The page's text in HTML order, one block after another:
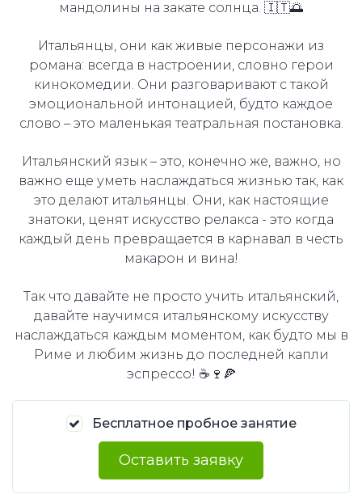
мандолины на закате солнца. 🇮🇹🌅
Итальянцы, они как живые персонажи из
романа: всегда в настроении, словно герои
кинокомедии. Они разговаривают с такой
эмоциональной интонацией, будто каждое
слово – это маленькая театральная постановка.
Итальянский язык – это, конечно же, важно, но
важно еще уметь наслаждаться жизнью так, как
это делают итальянцы. Они, как настоящие
знатоки, ценят искусство релакса - это когда
каждый день превращается в карнавал в честь
макарон и вина!
Так что давайте не просто учить итальянский,
давайте научимся итальянскому искусству
наслаждаться каждым моментом, как будто мы в
Риме и любим жизнь до последней капли
эспрессо! ☕🍷🍕
Бесплатное пробное занятие
Оставить заявку